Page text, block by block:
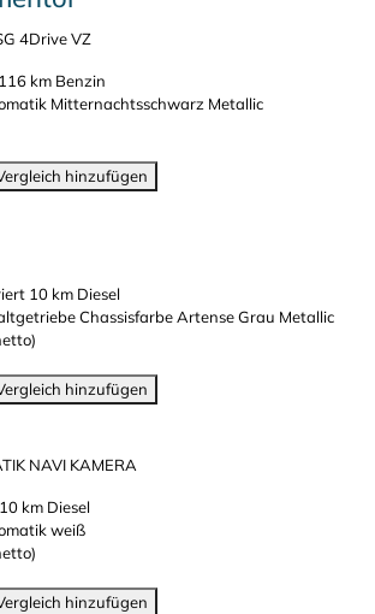
4Drive VZ
km Benzin
Mitternachtsschwarz Metallic
hinzufügen
10 km Diesel
Chassisfarbe Artense Grau Metallic
hinzufügen
NAVI KAMERA
10 km Diesel
weiß
hinzufügen